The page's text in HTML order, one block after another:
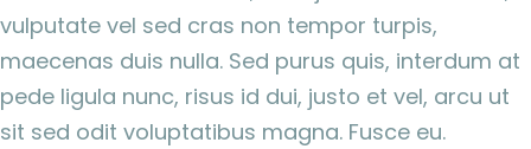
vulputate vel sed cras non tempor turpis,
maecenas duis nulla. Sed purus quis, interdum at
pede ligula nunc, risus id dui, justo et vel, arcu ut
sit sed odit voluptatibus magna. Fusce eu.